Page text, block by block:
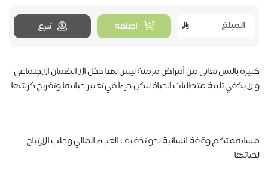
اضافة تبرع
كبيرة بالسن تعاني من أمراض مزمنة ليس لها دخل الا الضمان الاجتماعي
و لا يكفي تلبية متطلبات الحياة لنكن جزءاً في تغيير حياتها وتفريج كربتها
مساهمتكم وقفة انسانية نحو تخفيف العبء المالي وجلب الارتياح
لحياتها